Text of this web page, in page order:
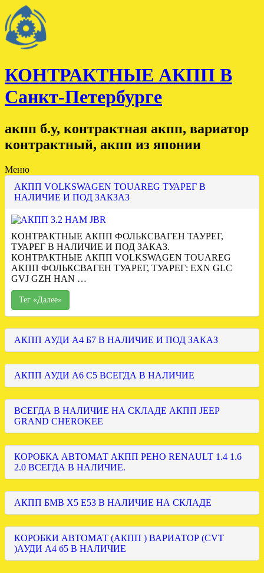
КОНТРАКТНЫЕ АКПП В
Санкт-Петербурге
акпп б.у, контрактная акпп, вариатор
контрактный, акпп из японии
Меню
АКПП VOLKSWAGEN TOUAREG ТУАРЕГ В
НАЛИЧИЕ И ПОД ЗАКЗАЗ
КОНТРАКТНЫЕ АКПП ФОЛЬКСВАГЕН ТАУРЕГ,
ТУАРЕГ В НАЛИЧИЕ И ПОД ЗАКАЗ.
КОНТРАКТНЫЕ АКПП VOLKSWAGEN TOUAREG
АКПП ФОЛЬКСВАГЕН ТУАРЕГ, ТУАРЕГ: EXN GLC
GVJ GZH HAN …
Тег «Далее»
АКПП АУДИ А4 Б7 В НАЛИЧИЕ И ПОД ЗАКАЗ
АКПП АУДИ А6 С5 ВСЕГДА В НАЛИЧИЕ
ВСЕГДА В НАЛИЧИЕ НА СКЛАДЕ АКПП JEEP
GRAND CHEROKEE
КОРОБКА АВТОМАТ АКПП РЕНО RENAULT 1.4 1.6
2.0 ВСЕГДА В НАЛИЧИЕ.
АКПП БМВ Х5 Е53 В НАЛИЧИЕ НА СКЛАДЕ
КОРОБКИ АВТОМАТ (АКПП ) ВАРИАТОР (CVT
)АУДИ А4 б5 В НАЛИЧИЕ